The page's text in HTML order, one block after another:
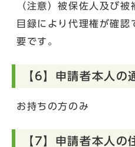
（注意）被保佐人及び
目録により代理権が確
要です。
【6】申請者本人の
お持ちの方のみ
【7】申請者本人の